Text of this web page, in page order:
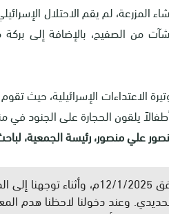
المزرعة، لم يقم الاحتلال
من الصفيح، بالإضافة إلى
الاعتداءات الإسرائيلية، حيث
يلقون الحجارة على الجنود في
علي منصور، رئيسة الجمعية،
في صباح يوم الأحد الموافق 12/1/